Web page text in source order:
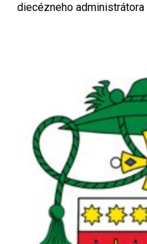
diecézneho administrátora